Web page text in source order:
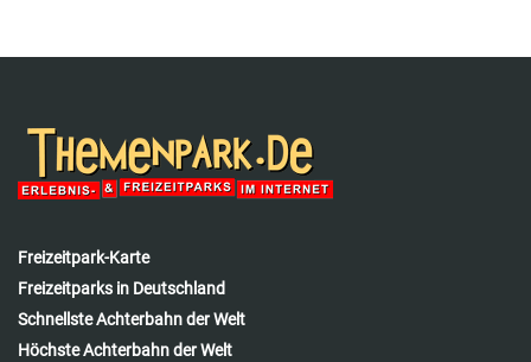
Freizeitpark-Karte
Freizeitparks in Deutschland
Schnellste Achterbahn der Welt
Höchste Achterbahn der Welt